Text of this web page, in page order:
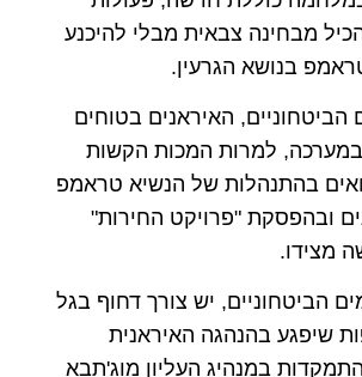
מבחינה צבאית מבלי להיכנע
בנושא הגרעין.
הביטחוניים, האיראנים בטוחים
למרות המכות הקשות
בהתנהלות של הנשיא טראמפ
ובהפסקת "פרויקט החירות"
מצידו.
הביטחוניים, יש צורך דחוף בגל
שיפגע בהנהגה האיראנית
במנהיג העליון מוג'תבא